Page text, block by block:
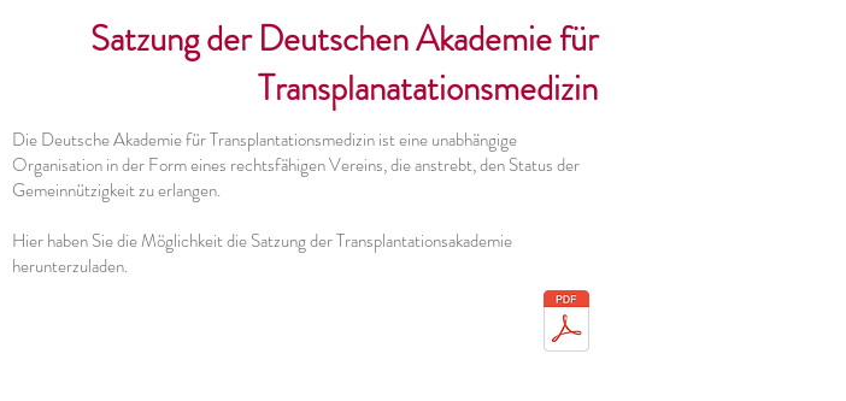
Satzung der Deutschen Akademie für
Transplanatationsmedizin
Die Deutsche Akademie für Transplantationsmedizin ist eine unabhängige
Organisation in der Form eines rechtsfähigen Vereins, die anstrebt, den Status der
Gemeinnützigkeit zu erlangen.
Hier haben Sie die Möglichkeit die Satzung der Transplantationsakademie
herunterzuladen.